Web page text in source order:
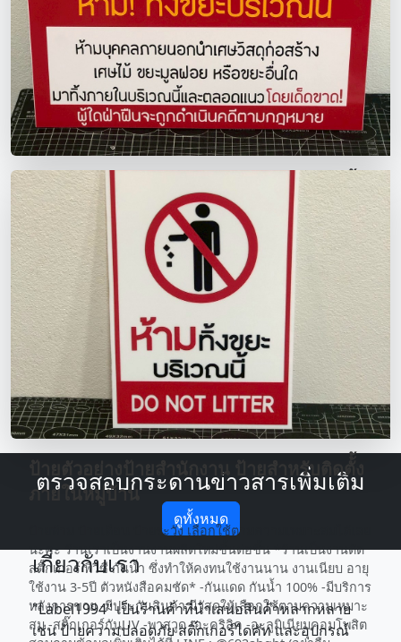
ใช้งาน 3-5ปี ตัวหนังสือคมชัด* -กันแดด กันน้ำ 100% -มีบริการ
หลังการขาย -มีประกันสินค้า มีวัสดุให้เลือกใช้ตามความเหมาะ
สม -สติ๊กเกอร์กันUV -พาสวูด -อะคริลิค -อะลูมิเนียมคอมโพสิต
สอบถามข้อมูลเพิ่มเติมได้ที่ LINE : @692abqbt (อย่าลืม
ใส่@ด้วยนะคะ) หรือติดตามผลงานของร้านได้ที่ FB: Label1994
- sticker - LED Media
2026-01-17 15:13:42
ป้ายตัวอย่างป้ายสำนักงาน ป้ายสำหรับติดตั้้ง
ภายในหมู่บ้าน
ป้ายห้าม ป้ายเตือน ป้ายระวัง เลือกใช้ตามความเหมาะสมได้เลย
นะคะ ร้านเราเป็นงานงานผลิตใหม่ชิ้นต่อชิ้น *ร้านเป็นงานตัด
สติ๊กเกอร์ พีวีซี กันน้ำ ซึ่งทำให้คงทนใช้งานนาน งานเนียบ อายุ
ใช้งาน 3-5ปี ตัวหนังสือคมชัด* -กันแดด กันน้ำ 100% -มีบริการ
หลังการขาย -มีประกันสินค้า มีวัสดุให้เลือกใช้ตามความเหมาะ
สม -สติ๊กเกอร์กันUV -พาสวูด -อะคริลิค -อะลูมิเนียมคอมโพสิต
สอบถามข้อมูลเพิ่มเติมได้ที่ LINE : @692abqbt (อย่าลืม
ใส่@ด้วยนะคะ) หรือติดตามผลงานของร้านได้ที่ FB: Label1994
- sticker - LED Media
2026-01-17 15:08:45
ป้ายตัวอย่างป้ายสำนักงาน ป้ายสำหรับติดตั้้ง
ภายในหมู่บ้าน
ป้ายห้าม ป้ายเตือน ป้ายระวัง เลือกใช้ตามความเหมาะสมได้เลย
นะคะ ร้านเราเป็นงานงานผลิตใหม่ชิ้นต่อชิ้น *ร้านเป็นงานตัด
สติ๊กเกอร์ พีวีซี กันน้ำ ซึ่งทำให้คงทนใช้งานนาน งานเนียบ อายุ
ใช้งาน 3-5ปี ตัวหนังสือคมชัด* -กันแดด กันน้ำ 100% -มีบริการ
หลังการขาย -มีประกันสินค้า มีวัสดุให้เลือกใช้ตามความเหมาะ
สม -สติ๊กเกอร์กันUV -พาสวูด -อะคริลิค -อะลูมิเนียมคอมโพสิต
ตรวจสอบกระดานข่าวสารเพิ่มเติม
ดูทั้งหมด
เกี่ยวกับเรา
"Label1994" เป็นร้านค้าที่นำเสนอสินค้าหลากหลาย
เช่น ป้ายความปลอดภัย สติ๊กเกอร์ไดคัท และอุปกรณ์